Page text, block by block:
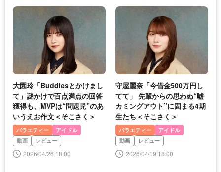
大園玲「Buddiesとかけまし
て」謎かけで百点満点の回答
獲得も、MVPは“問題児”のあ
いうえお作文＜そこさく＞
バラエティー
アイドル
動画
レビュー
2026/04/26 18:00
守屋麗奈「今借金500万円し
てて」 先輩からの思わぬ“嘘
カミングアウト”に固まる4期
生たち＜そこさく＞
バラエティー
アイドル
動画
レビュー
2026/04/19 18:00